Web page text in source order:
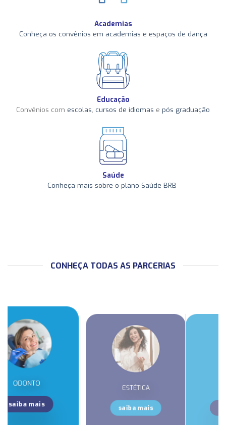
Academias
Conheça os convênios em academias e espaços de dança
Educação
Convênios com escolas, cursos de idiomas e pós graduação
Saúde
Conheça mais sobre o plano Saúde BRB
CONHEÇA TODAS AS PARCERIAS
saiba mais saiba mais